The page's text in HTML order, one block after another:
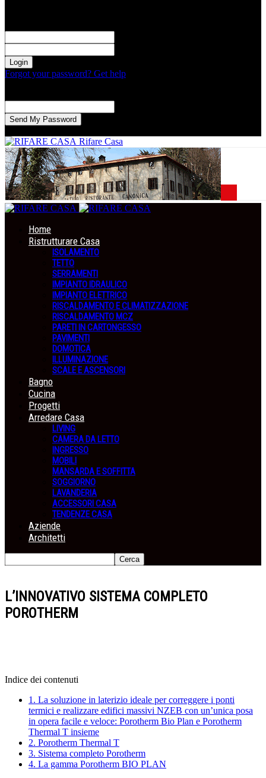
Forgot your password? Get help
Rifare Casa
Home
Ristrutturare Casa
ISOLAMENTO
TETTO
SERRAMENTI
IMPIANTO IDRAULICO
IMPIANTO ELETTRICO
RISCALDAMENTO E CLIMATIZZAZIONE
RISCALDAMENTO MCZ
PARETI IN CARTONGESSO
PAVIMENTI
DOMOTICA
ILLUMINAZIONE
SCALE E ASCENSORI
Bagno
Cucina
Progetti
Arredare Casa
LIVING
CAMERA DA LETTO
INGRESSO
MOBILI
MANSARDA E SOFFITTA
SOGGIORNO
LAVANDERIA
ACCESSORI CASA
TENDENZE CASA
Aziende
Architetti
L’INNOVATIVO SISTEMA COMPLETO
POROTHERM
Indice dei contenuti
1. La soluzione in laterizio ideale per correggere i ponti
termici e realizzare edifici massivi NZEB con un’unica posa
in opera facile e veloce: Porotherm Bio Plan e Porotherm
Thermal T insieme
2. Porotherm Thermal T
3. Sistema completo Porotherm
4. La gamma Porotherm BIO PLAN